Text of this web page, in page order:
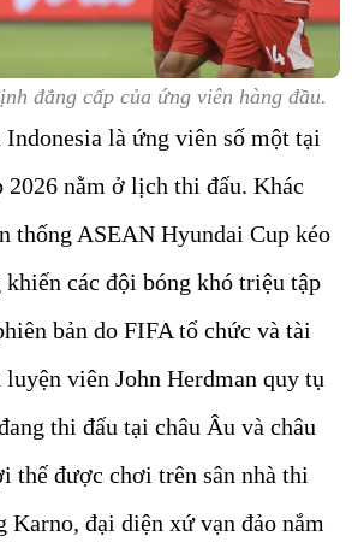
đẳng cấp của ứng viên hàng đầu.
Indonesia là ứng viên số một tại
2026 nằm ở lịch thi đấu. Khác
thống ASEAN Hyundai Cup kéo
khiến các đội bóng khó triệu tập
bản do FIFA tổ chức và tài
luyện viên John Herdman quy tụ
thi đấu tại châu Âu và châu
thế được chơi trên sân nhà thi
Karno, đại diện xứ vạn đảo nắm